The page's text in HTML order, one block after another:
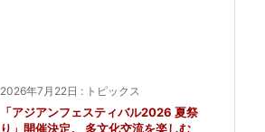
2026年7月22日 : トピックス
「アジアンフェスティバル2026 夏祭
り」開催決定。 多文化交流を楽しむ